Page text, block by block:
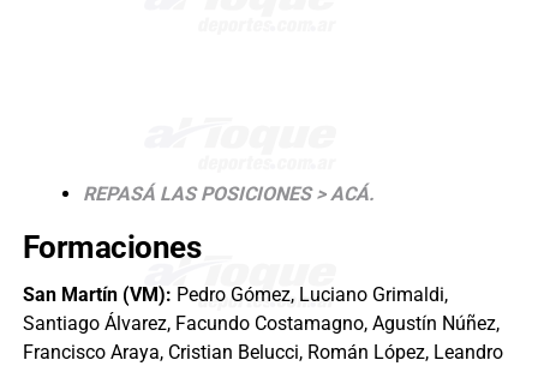
REPASÁ LAS POSICIONES > ACÁ.
Formaciones
San Martín (VM): Pedro Gómez, Luciano Grimaldi,
Santiago Álvarez, Facundo Costamagno, Agustín Núñez,
Francisco Araya, Cristian Belucci, Román López, Leandro